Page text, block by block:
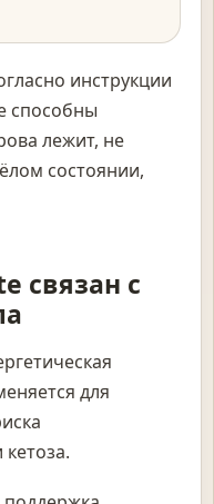
инструкции
способны
лежит, не
состоянии,
связан с
для